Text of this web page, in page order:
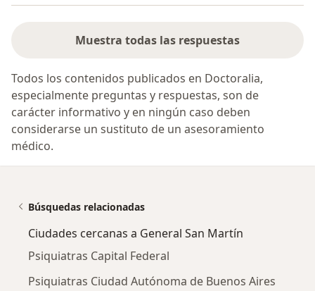
Muestra todas las respuestas
Todos los contenidos publicados en Doctoralia,
especialmente preguntas y respuestas, son de
carácter informativo y en ningún caso deben
considerarse un sustituto de un asesoramiento
médico.
Búsquedas relacionadas
Ciudades cercanas a General San Martín
Psiquiatras Capital Federal
Psiquiatras Ciudad Autónoma de Buenos Aires